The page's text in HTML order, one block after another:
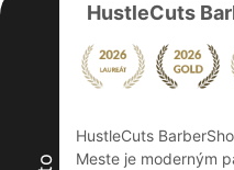
HustleCuts
HustleCuts
Meste je moderným